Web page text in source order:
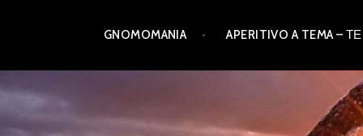
content
GNOMOMANIA APERITIVO A TEMA